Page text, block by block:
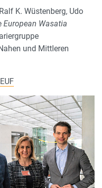
K. Wüstenberg, Udo
European Wasatia
und Mittleren